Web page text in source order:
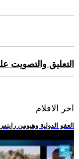
التعليق والتصويت
اخر الافلام
.. العفو الدولية وهيومن